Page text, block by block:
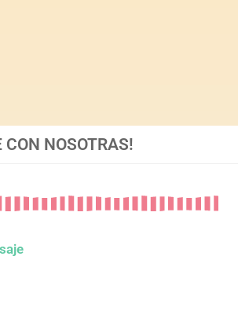
NOSOTRAS!